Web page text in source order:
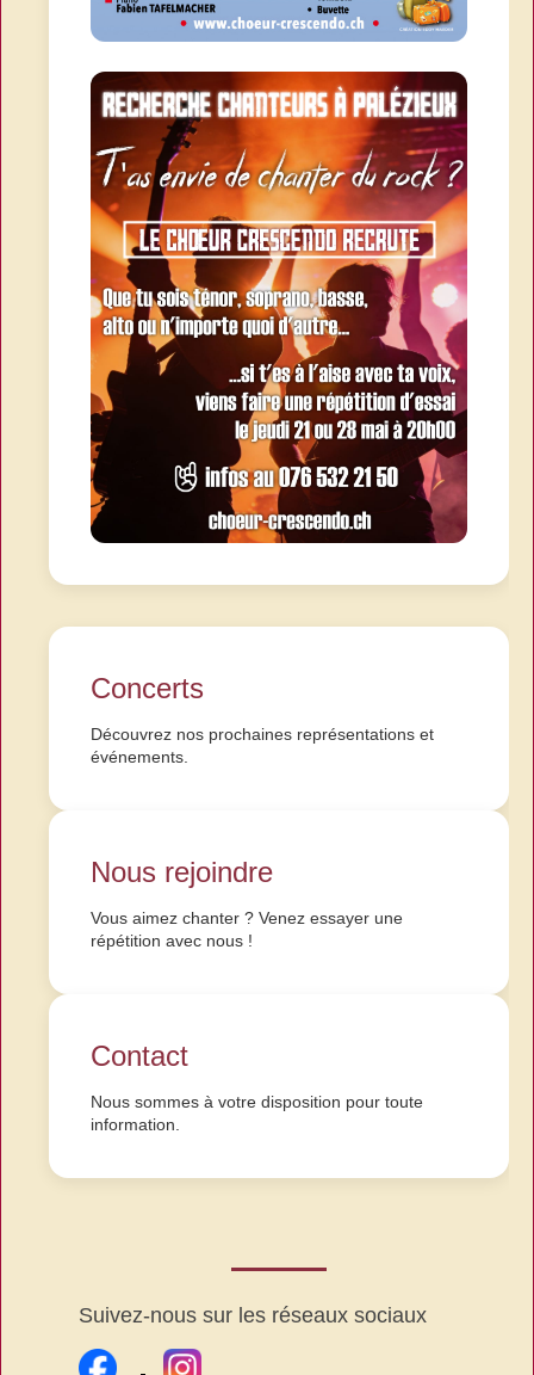
Concerts
Découvrez nos prochaines représentations et
événements.
Nous rejoindre
Vous aimez chanter ? Venez essayer une
répétition avec nous !
Contact
Nous sommes à votre disposition pour toute
information.
Suivez-nous sur les réseaux sociaux